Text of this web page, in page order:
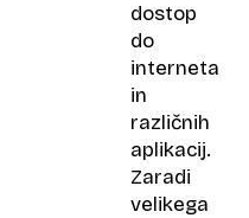
dostop
do
interneta
in
različnih
aplikacij.
Zaradi
velikega